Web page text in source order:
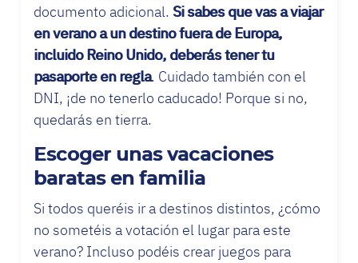
documento adicional. Si sabes que vas a viajar
en verano a un destino fuera de Europa,
incluido Reino Unido, deberás tener tu
pasaporte en regla. Cuidado también con el
DNI, ¡de no tenerlo caducado! Porque si no,
quedarás en tierra.
Escoger unas vacaciones
baratas en familia
Si todos queréis ir a destinos distintos, ¿cómo
no sometéis a votación el lugar para este
verano? Incluso podéis crear juegos para